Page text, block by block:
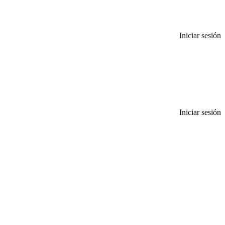
Iniciar sesión
Iniciar sesión